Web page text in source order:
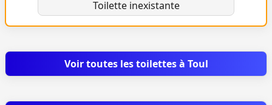
Toilette inexistante
Voir toutes les toilettes à Toul